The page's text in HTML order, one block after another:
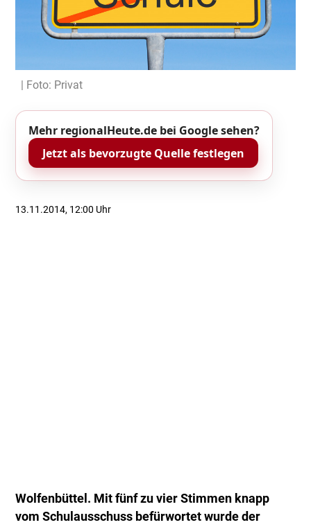
| Foto: Privat
Mehr regionalHeute.de bei Google sehen?
Jetzt als bevorzugte Quelle festlegen
13.11.2014, 12:00 Uhr
Wolfenbüttel. Mit fünf zu vier Stimmen knapp
vom Schulausschuss befürwortet wurde der